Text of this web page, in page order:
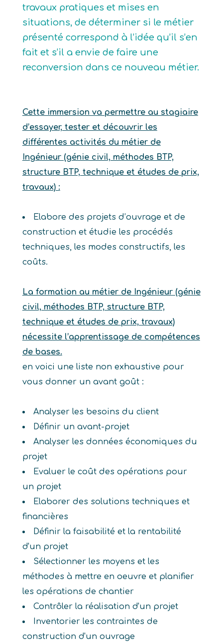
travaux pratiques et mises en
situations, de déterminer si le métier
présenté correspond à l’idée qu’il s’en
fait et s’il a envie de faire une
reconversion dans ce nouveau métier.
Cette immersion va permettre au stagiaire
d’essayer, tester et découvrir les
différentes activités du métier de
Ingénieur (génie civil, méthodes BTP,
structure BTP, technique et études de prix,
travaux) :
Elabore des projets d’ouvrage et de
construction et étudie les procédés
techniques, les modes constructifs, les
coûts.
La formation au métier de Ingénieur (génie
civil, méthodes BTP, structure BTP,
technique et études de prix, travaux)
nécessite l’apprentissage de compétences
de bases.
en voici une liste non exhaustive pour
vous donner un avant goût :
Analyser les besoins du client
Définir un avant-projet
Analyser les données économiques du
projet
Evaluer le coût des opérations pour
un projet
Elaborer des solutions techniques et
financières
Définir la faisabilité et la rentabilité
d'un projet
Sélectionner les moyens et les
méthodes à mettre en oeuvre et planifier
les opérations de chantier
Contrôler la réalisation d'un projet
Inventorier les contraintes de
construction d'un ouvrage